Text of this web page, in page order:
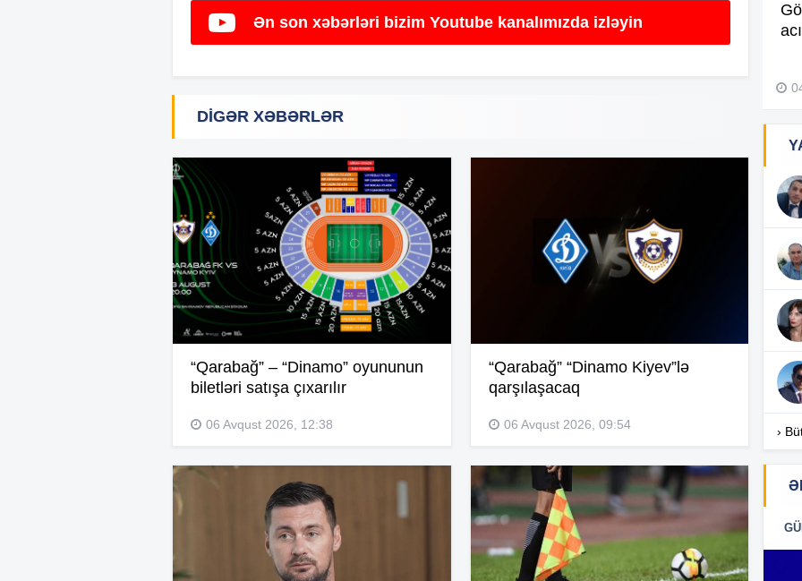
Ən son xəbərləri bizim Youtube kanalımızda izləyin
DIGƏR XƏBƏRLƏR
“Qarabağ” – “Dinamo” oyununun
biletləri satışa çıxarılır
06 Avqust 2026, 12:38
“Qarabağ” “Dinamo Kiyev”lə
qarşılaşacaq
06 Avqust 2026, 09:54
işçini döyüb? –Video
›